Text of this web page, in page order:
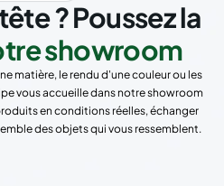
? Poussez la
showroom
matière, le rendu d'une couleur ou les
vous accueille dans notre showroom
en conditions réelles, échanger
des objets qui vous ressemblent.